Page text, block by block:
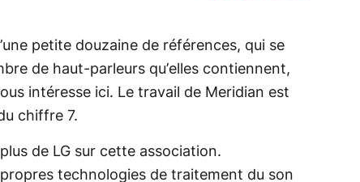
petite douzaine de références, qui se
de haut-parleurs qu’elles contiennent,
intéresse ici. Le travail de Meridian est
chiffre 7.
de LG sur cette association.
technologies de traitement du son